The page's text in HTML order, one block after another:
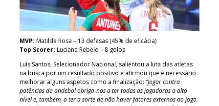
MVP: Matilde Rosa – 13 defesas (45% de eficácia)
Top Scorer: Luciana Rebelo – 8 golos
Luís Santos, Selecionador Nacional, salientou a luta das atletas
na busca por um resultado positivo e afirmou que é necessário
melhorar alguns aspetos como a finalização: “Jogar contra
potências do andebol obriga-nos a ter todas as jogadoras a alto
nível e, também, a ter a sorte de não haver fatores externos ao jogo.